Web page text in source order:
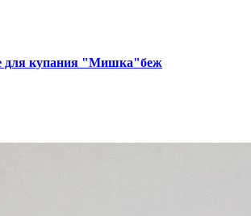
для купания "Мишка"беж